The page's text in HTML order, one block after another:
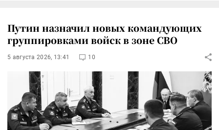
Путин назначил новых командующих
группировками войск в зоне СВО
5 августа 2026, 13:41 10